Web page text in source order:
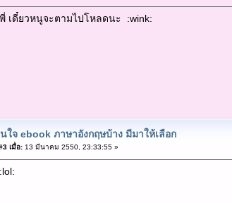
เดี๋ยวหนูจะตามไปโหลดนะ :wink:
ใจ ebook ภาษาอังกฤษบ้าง มีมาให้เลือก
เมื่อ:13 มีนาคม 2550, 23:33:55 »